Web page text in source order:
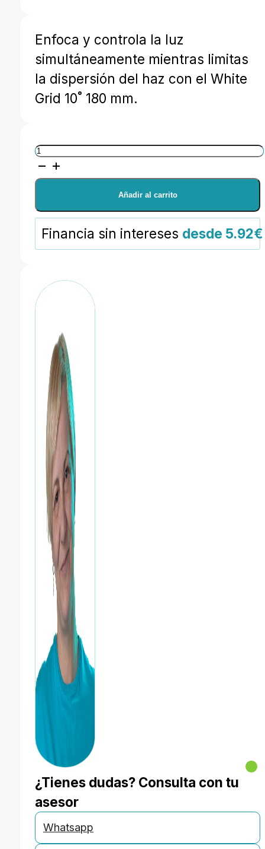
183,99 €.
Enfoca y controla la luz
simultáneamente mientras limitas
la dispersión del haz con el White
Grid 10˚ 180 mm.
Grid
10˚
180 mm
White
cantidad
Añadir al carrito
Financia sin intereses desde
¿Tienes dudas? Consulta con tu
asesor
Whatsapp